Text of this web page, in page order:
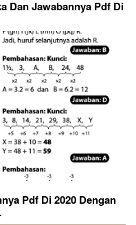
Dan Jawabannya Pdf Di
Pdf Di 2020 Dengan